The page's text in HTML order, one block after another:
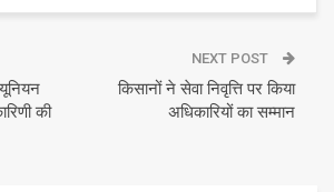
की
NEXT POST
किसानों ने सेवा निवृत्ति पर किया
अधिकारियों का सम्मान